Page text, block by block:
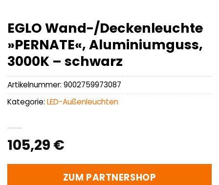
EGLO Wand-/Deckenleuchte
»PERNATE«, Aluminiumguss,
3000K – schwarz
105,29 €
ZUM PARTNERSHOP
Artikelnummer: 9002759973087
Kategorie: LED-Außenleuchten